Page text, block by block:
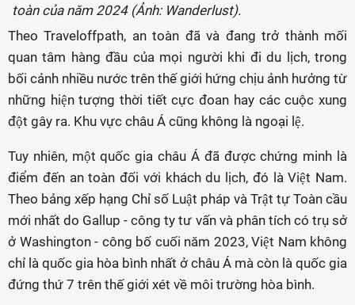
toàn của năm 2024 (Ảnh: Wanderlust).
Theo Traveloffpath, an toàn đã và đang trở thành mối
quan tâm hàng đầu của mọi người khi đi du lịch, trong
bối cảnh nhiều nước trên thế giới hứng chịu ảnh hưởng từ
những hiện tượng thời tiết cực đoan hay các cuộc xung
đột gây ra. Khu vực châu Á cũng không là ngoại lệ.
Tuy nhiên, một quốc gia châu Á đã được chứng minh là
điểm đến an toàn đối với khách du lịch, đó là Việt Nam.
Theo bảng xếp hạng Chỉ số Luật pháp và Trật tự Toàn cầu
mới nhất do Gallup - công ty tư vấn và phân tích có trụ sở
ở Washington - công bố cuối năm 2023, Việt Nam không
chỉ là quốc gia hòa bình nhất ở châu Á mà còn là quốc gia
đứng thứ 7 trên thế giới xét về môi trường hòa bình.